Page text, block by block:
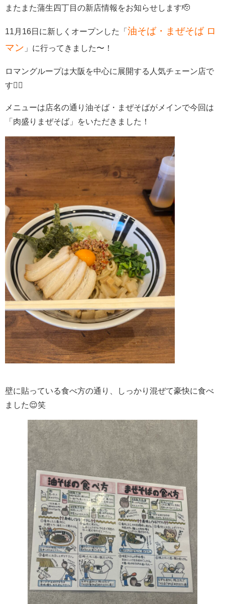
またまた蒲生四丁目の新店情報をお知らせします🫡
11月16日に新しくオープンした「 油そば・まぜそば ロ
マン 」に行ってきました〜！
ロマングループは大阪を中心に展開する人気チェーン店で
す🙆‍♀️
メニューは店名の通り油そば・まぜそばがメインで今回は
「肉盛りまぜそば」をいただきました！
壁に貼っている食べ方の通り、しっかり混ぜて豪快に食べ
ました😌笑